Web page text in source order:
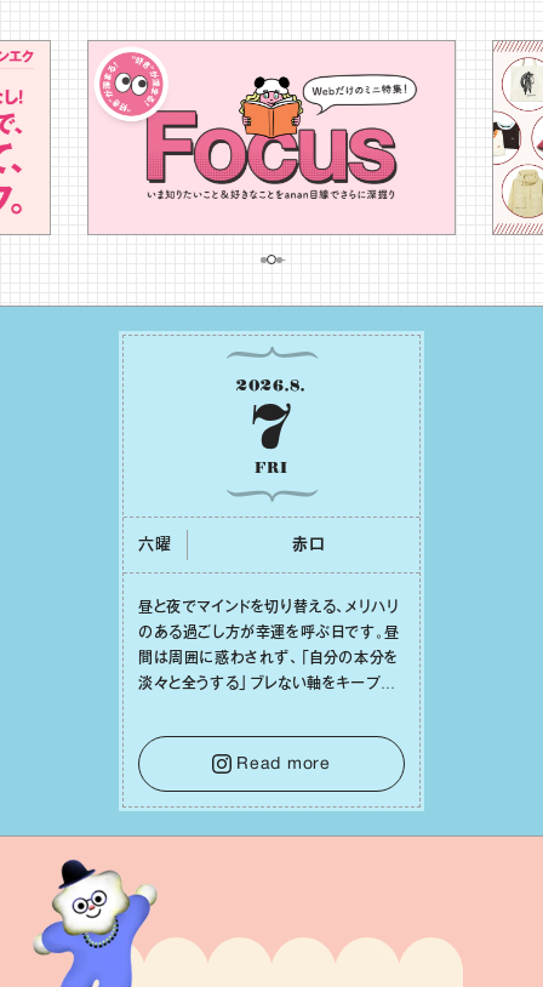
2026.8.
7
FRI
六曜 ⾚⼝
昼と夜でマインドを切り替える、メリハリ
のある過ごし⽅が幸運を呼ぶ⽇です。昼
間は周囲に惑わされず、「⾃分の本分を
淡々と全うする」ブレない軸をキープし
⾔葉に流されないよう、⼼にしっかりブ
レーキをかけること。この意識の切り替
えが、あなたに確かな安⼼感をもたらす
はずです。
Read more